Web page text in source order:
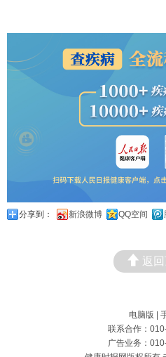
分享到： 新浪微博 QQ空间
返
电脑版
联系合作：
广告业务：